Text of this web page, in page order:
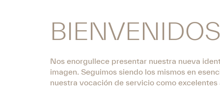
Nos enorgullece presentar nuestra nueva
imagen. Seguimos siendo los mismos en
nuestra vocación de servicio como